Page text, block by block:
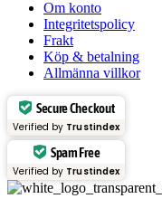
Om konto
Integritetspolicy
Frakt
Köp & betalning
Allmänna villkor
Secure Checkout
Verified by Trustindex
Spam Free
Verified by Trustindex